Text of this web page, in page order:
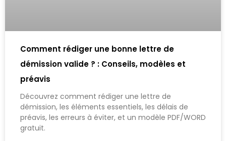
Comment rédiger une bonne lettre de
démission valide ? : Conseils, modèles et
préavis
Découvrez comment rédiger une lettre de
démission, les éléments essentiels, les délais de
préavis, les erreurs à éviter, et un modèle PDF/WORD
gratuit.